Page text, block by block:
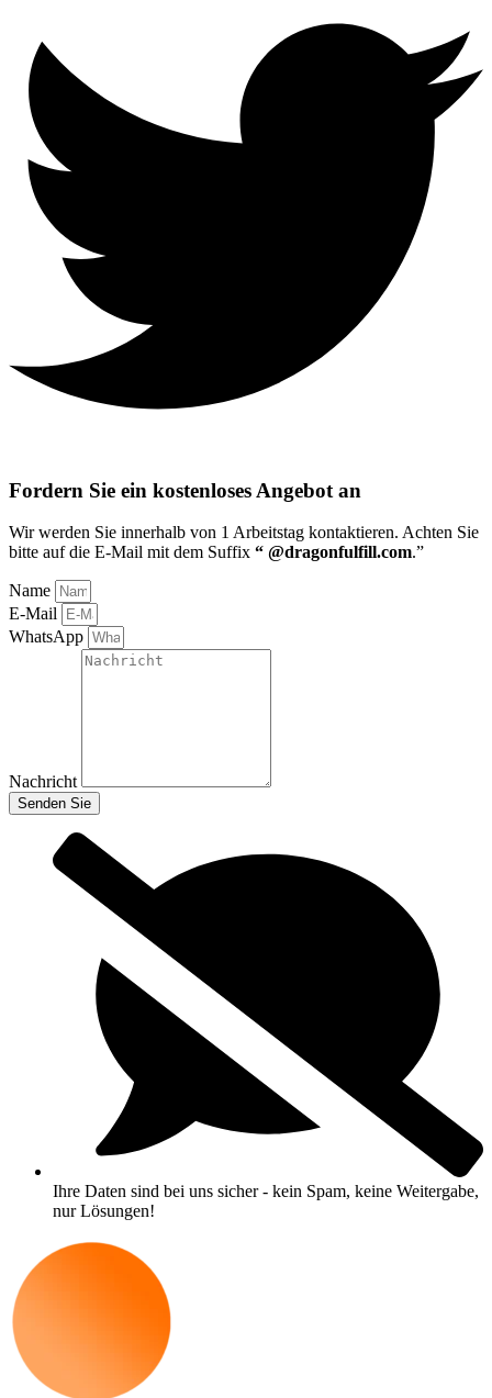
Fordern Sie ein kostenloses Angebot an
Wir werden Sie innerhalb von 1 Arbeitstag kontaktieren. Achten Sie
bitte auf die E-Mail mit dem Suffix “ @dragonfulfill.com.”
Name
E-Mail
WhatsApp
Nachricht
Senden Sie
Ihre Daten sind bei uns sicher - kein Spam, keine Weitergabe,
nur Lösungen!